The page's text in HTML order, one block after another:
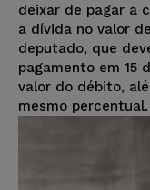
deixar de pagar a
a dívida no valor
deputado, que
pagamento em 15
valor do débito,
mesmo percentual.